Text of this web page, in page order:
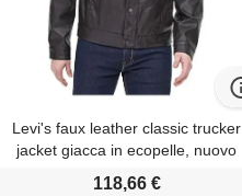
Levi's faux leather classic trucker
jacket giacca in ecopelle, nuovo
marrone scuro, m uomo
118,66 €